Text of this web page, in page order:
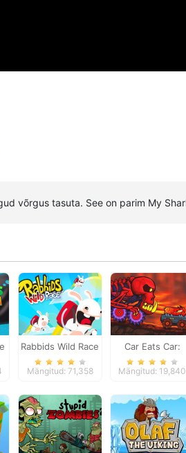
võrgus tasuta. See on parim My
Rabbids Wild Race
Mängitud: 71,358
Car Eats Car:
Volcanic
Adventure
Mängitud: 19,840